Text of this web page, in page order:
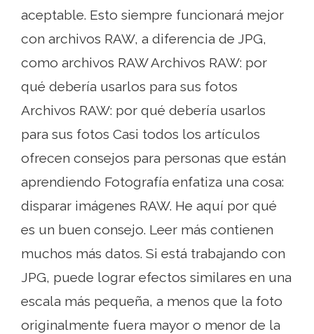
aceptable. Esto siempre funcionará mejor
con archivos RAW, a diferencia de JPG,
como archivos RAW Archivos RAW: por
qué debería usarlos para sus fotos
Archivos RAW: por qué debería usarlos
para sus fotos Casi todos los artículos
ofrecen consejos para personas que están
aprendiendo Fotografía enfatiza una cosa:
disparar imágenes RAW. He aquí por qué
es un buen consejo. Leer más contienen
muchos más datos. Si está trabajando con
JPG, puede lograr efectos similares en una
escala más pequeña, a menos que la foto
originalmente fuera mayor o menor de la